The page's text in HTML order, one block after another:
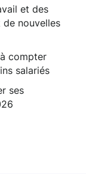
et des
nouvelles
compter
salariés
ses